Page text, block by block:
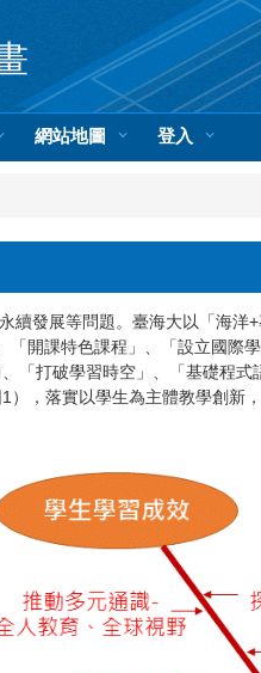
網站地圖 登入
發展等問題。臺海大以「海洋
開課特色課程」、「設立國際
「打破學習時空」、「基礎程
，落實以學生為主體教學創新